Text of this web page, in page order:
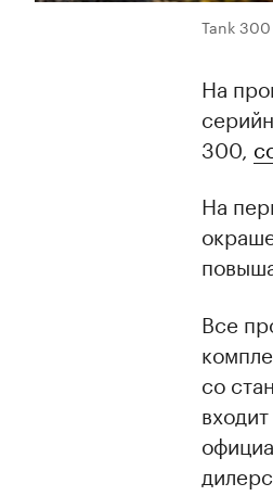
Tank 300
На
300,
На
Все
со